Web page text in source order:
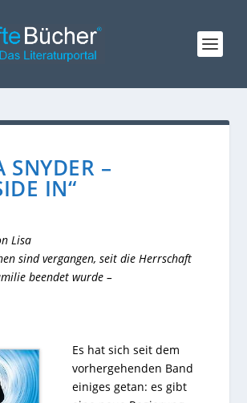
SNYDER –
IN“
Lisa
sind vergangen, seit die Herrschaft
beendet wurde –
Es hat sich seit dem
vorhergehenden Band
einiges getan: es gibt